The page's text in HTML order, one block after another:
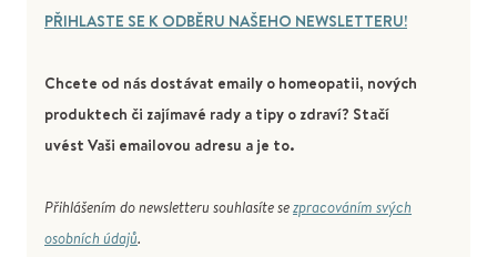
PŘIHLASTE SE K ODBĚRU NAŠEHO NEWSLETTERU!
Chcete od nás dostávat emaily o homeopatii, nových
produktech či zajímavé rady a tipy o zdraví? Stačí
uvést Vaši emailovou adresu a je to.
Přihlášením do newsletteru souhlasíte sezpracováním svých
osobních údajů.